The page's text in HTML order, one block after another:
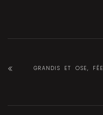
GRANDIS ET OSE, FÉE